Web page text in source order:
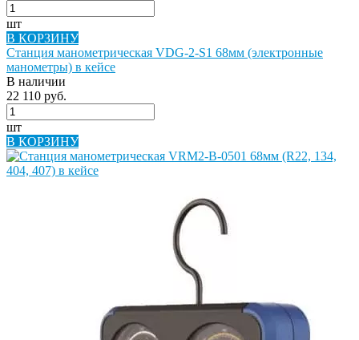
шт
В КОРЗИНУ
Станция манометрическая VDG-2-S1 68мм (электронные
манометры) в кейсе
В наличии
22 110 руб.
шт
В КОРЗИНУ